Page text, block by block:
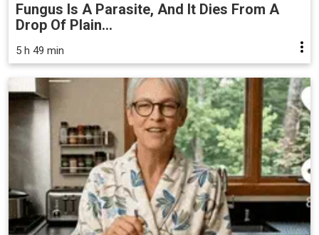
Fungus Is A Parasite, And It Dies From A
Drop Of Plain...
5 h 49 min